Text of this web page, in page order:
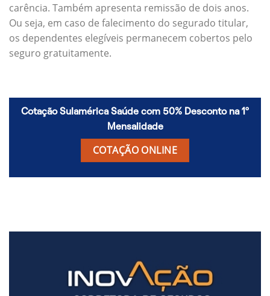
carência. Também apresenta remissão de dois anos.
Ou seja, em caso de falecimento do segurado titular,
os dependentes elegíveis permanecem cobertos pelo
seguro gratuitamente.
Cotação Sulamérica Saúde com 50% Desconto na 1º
Mensalidade
COTAÇÃO ONLINE